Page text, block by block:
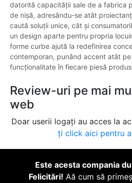
datorită capacității sale de a fabrica
de nișă, adresându-se atât
caută soluții unice, cât și
un design aparte pentru propria
forme curbe ajută la redefinirea
contemporan, punând accent atât
funcționalitate în fiecare piesă
Review-uri pe mai
web
Doar userii logați au acces la
ți click aici pentru
Este acesta compania
Felicitări! Aă cum să